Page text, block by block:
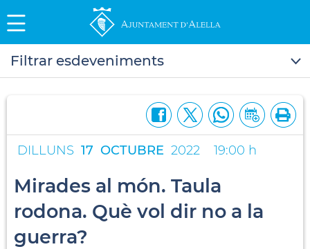
Filtrar esdeveniments
DILLUNS 17 OCTUBRE 2022 19:00 h
Mirades al món. Taula
rodona. Què vol dir no a la
guerra?